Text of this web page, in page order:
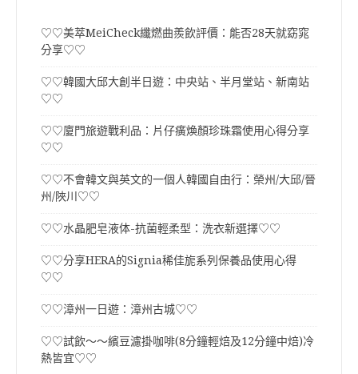
♡♡美萃MeiCheck纖燃曲羨飲評價：能否28天就窈窕
分享♡♡
♡♡韓國大邱大創半日遊：中央站、半月堂站、新南站
♡♡
♡♡廈門旅遊戰利品：片仔癀煥顏珍珠霜使用心得分享
♡♡
♡♡不會韓文與英文的一個人韓國自由行：榮州/大邱/晉
州/陜川♡♡
♡♡水晶肥皂液体-抗菌輕柔型：洗衣新選擇♡♡
♡♡分享HERA的Signia稀佳旎系列保養品使用心得
♡♡
♡♡漳州一日遊：漳州古城♡♡
♡♡試飲～～繽豆濾掛咖啡(8分鐘輕焙及12分鐘中焙)冷
熱皆宜♡♡